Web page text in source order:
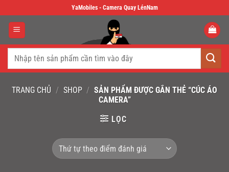
to
content
YaMobiles - Camera Quay LénNam
Tìm
TRANG CHỦ / SHOP / SẢN PHẨM ĐƯỢC GẮN THẺ “CÚC ÁO
CAMERA”
LỌC